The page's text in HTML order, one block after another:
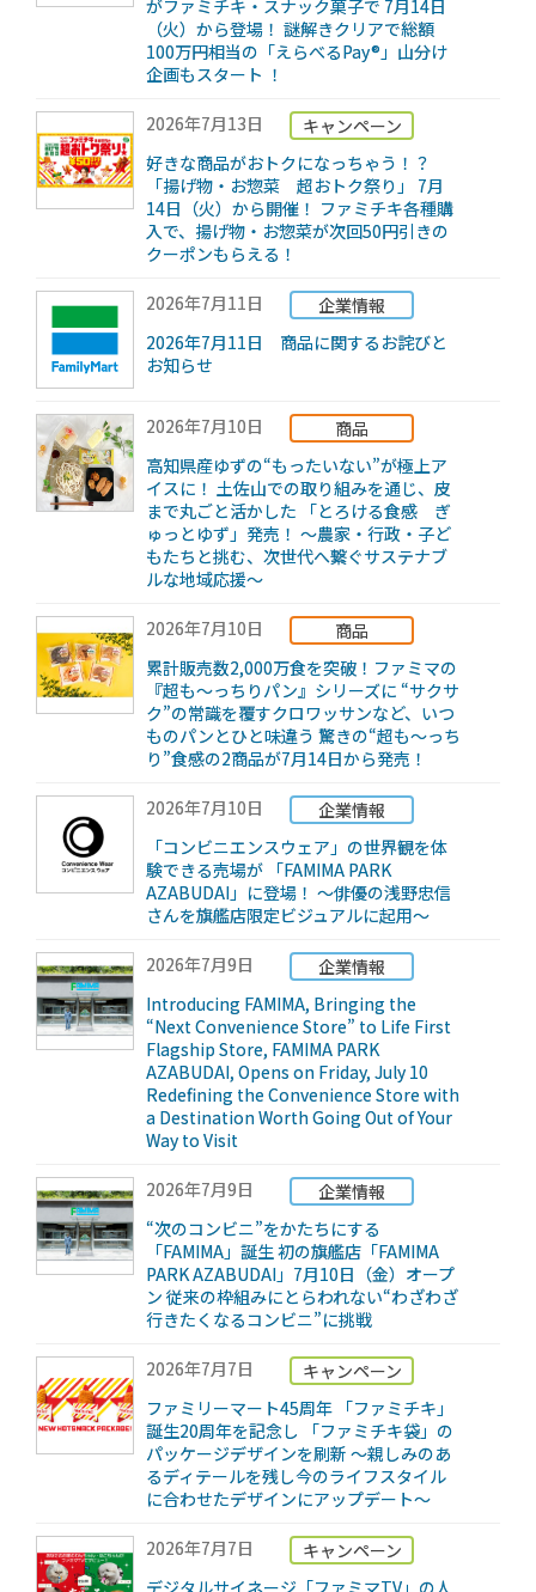
がファミチキ・スナック菓子で 7月14日
（火）から登場！ 謎解きクリアで総額
100万円相当の「えらべるPay®」山分け
企画もスタート ！
2026年7月13日
キャンペーン
好きな商品がおトクになっちゃう！？
「揚げ物・お惣菜 超おトク祭り」 7月
14日（火）から開催！ ファミチキ各種購
入で、揚げ物・お惣菜が次回50円引きの
クーポンもらえる！
2026年7月11日
企業情報
2026年7月11日 商品に関するお詫びと
お知らせ
2026年7月10日
商品
高知県産ゆずの“もったいない”が極上ア
イスに！ 土佐山での取り組みを通じ、皮
まで丸ごと活かした 「とろける食感 ぎ
ゅっとゆず」発売！ ～農家・行政・子ど
もたちと挑む、次世代へ繋ぐサステナブ
ルな地域応援～
2026年7月10日
商品
累計販売数2,000万食を突破！ファミマの
『超も～っちりパン』シリーズに “サクサ
ク”の常識を覆すクロワッサンなど、いつ
ものパンとひと味違う 驚きの“超も～っち
り”食感の2商品が7月14日から発売！
2026年7月10日
企業情報
「コンビニエンスウェア」の世界観を体
験できる売場が 「FAMIMA PARK
AZABUDAI」に登場！ ～俳優の浅野忠信
さんを旗艦店限定ビジュアルに起用～
2026年7月9日
企業情報
Introducing FAMIMA, Bringing the
“Next Convenience Store” to Life First
Flagship Store, FAMIMA PARK
AZABUDAI, Opens on Friday, July 10
Redefining the Convenience Store with
a Destination Worth Going Out of Your
Way to Visit
2026年7月9日
企業情報
“次のコンビニ”をかたちにする
「FAMIMA」誕生 初の旗艦店「FAMIMA
PARK AZABUDAI」7月10日（金）オープ
ン 従来の枠組みにとらわれない“わざわざ
行きたくなるコンビニ”に挑戦
2026年7月7日
キャンペーン
ファミリーマート45周年 「ファミチキ」
誕生20周年を記念し 「ファミチキ袋」の
パッケージデザインを刷新 ～親しみのあ
るディテールを残し今のライフスタイル
に合わせたデザインにアップデート～
2026年7月7日
キャンペーン
デジタルサイネージ「ファミマTV」の人